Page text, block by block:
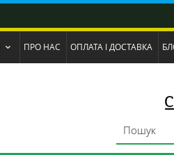
ПРО НАС ОПЛАТА І ДОСТАВКА